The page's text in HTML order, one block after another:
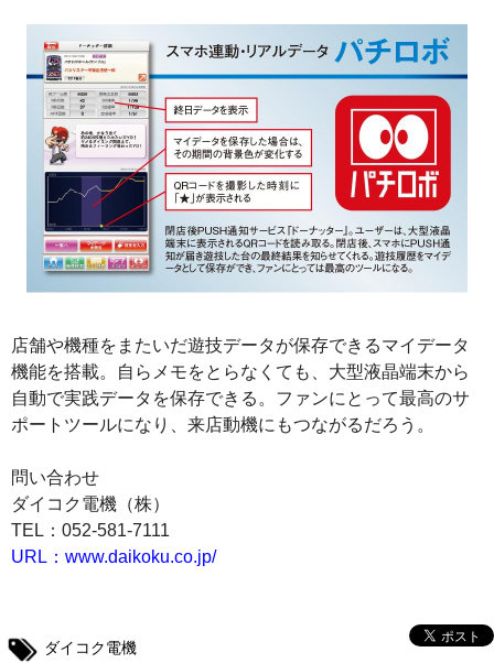
店舗や機種をまたいだ遊技データが保存できるマイデータ
機能を搭載。自らメモをとらなくても、大型液晶端末から
自動で実践データを保存できる。ファンにとって最高のサ
ポートツールになり、来店動機にもつながるだろう。
問い合わせ
ダイコク電機（株）
TEL：052-581-7111
URL：www.daikoku.co.jp/
ダイコク電機